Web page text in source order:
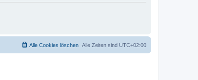
Alle Zeiten sind UTC+02:00
Alle Cookies löschen